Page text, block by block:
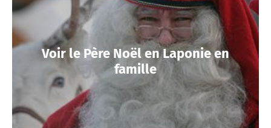
Voir le Père Noël en Laponie en
famille